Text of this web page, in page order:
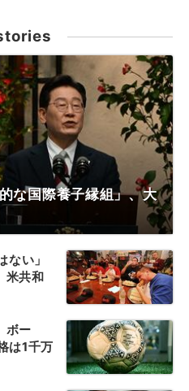
な国際養子縁組」、大
ない」
米共和
ボー
は1千万